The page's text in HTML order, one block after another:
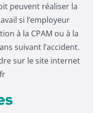
peuvent réaliser la
si l’employeur
à la CPAM ou à la
suivant l’accident.
sur le site internet